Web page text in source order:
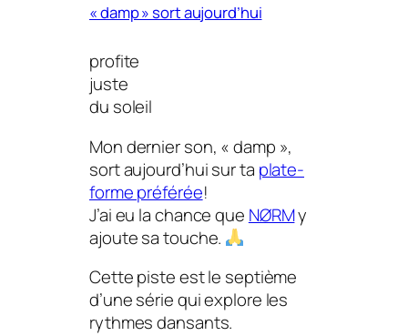
« damp » sort aujourd’hui
profite
juste
du soleil
Mon dernier son, « damp »,
sort aujourd’hui sur ta plate-
forme préférée!
J’ai eu la chance que NØRMy
ajoute sa touche.
Cette piste est le septième
d’une série qui explore les
rythmes dansants.